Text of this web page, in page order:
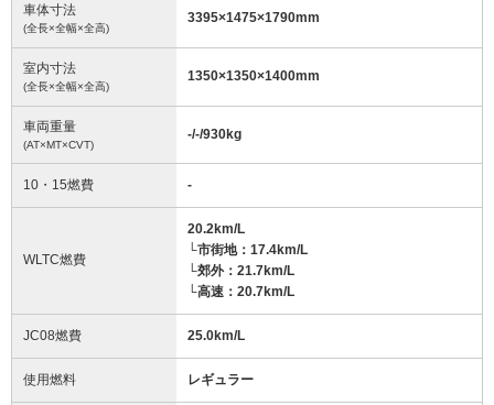
車体寸法
(全長×全幅×全高)
3395×1475×1790mm
室内寸法
(全長×全幅×全高)
1350×1350×1400mm
車両重量
(AT×MT×CVT)
-/-/930kg
10・15燃費 -
WLTC燃費
20.2km/L
└市街地：17.4km/L
└郊外：21.7km/L
└高速：20.7km/L
JC08燃費 25.0km/L
使用燃料 レギュラー